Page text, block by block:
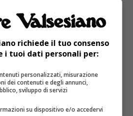
complessivo di 40.700
per il restauro della
il crocifisso), è
Comunità
la partecipazione
Progetto e direzione
Silvia Angiolini, il
richiede il tuo consenso
i tuoi dati personali per:
personalizzati, misurazione
dei contenuti e degli annunci,
sviluppo di servizi
su dispositivo e/o accedervi